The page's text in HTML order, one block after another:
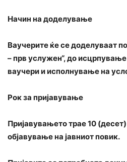
Начин на доделување
Ваучерите ќе се доделуваат
– прв услужен“, до
ваучери и исполнување на
Рок за пријавување
Пријавувањето трае 10
објавување на јавниот повик.